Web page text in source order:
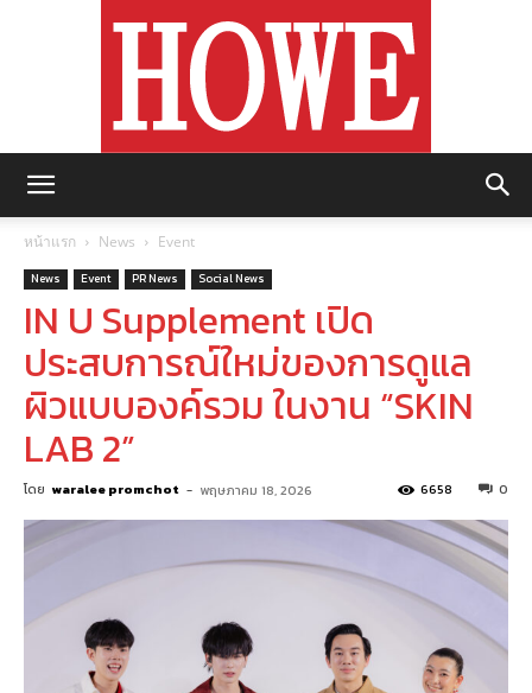
หน้าแรก News Event
News Event PR News Social News
IN U Supplement เปิด
ประสบการณ์ใหม่ของการดูแล
ผิวแบบองค์รวม ในงาน “SKIN
LAB 2”
โดย waralee promchot - พฤษภาคม 18, 2026 0
6658